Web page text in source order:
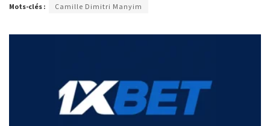
Mots-clés : Camille Dimitri Manyim